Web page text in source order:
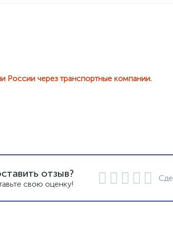
России через транспортные компании.
отзыв?
свою оценку!